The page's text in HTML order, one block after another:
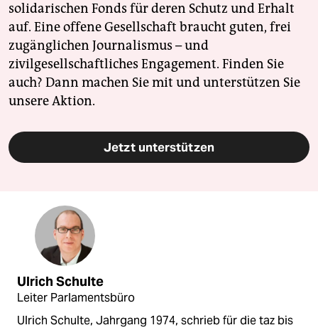
solidarischen Fonds für deren Schutz und Erhalt
auf. Eine offene Gesellschaft braucht guten, frei
zugänglichen Journalismus – und
zivilgesellschaftliches Engagement. Finden Sie
auch? Dann machen Sie mit und unterstützen Sie
unsere Aktion.
Jetzt unterstützen
Ulrich Schulte
Leiter Parlamentsbüro
Ulrich Schulte, Jahrgang 1974, schrieb für die taz bis